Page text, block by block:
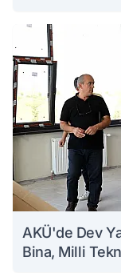
AKÜ'de Dev
Bina, Milli